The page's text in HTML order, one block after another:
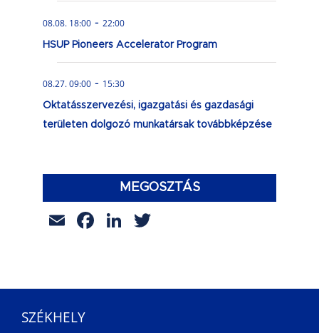
08.08. 18:00 - 22:00
HSUP Pioneers Accelerator Program
08.27. 09:00 - 15:30
Oktatásszervezési, igazgatási és gazdasági
területen dolgozó munkatársak továbbképzése
MEGOSZTÁS
EmailFacebook
LinkedIn
SZÉKHELY